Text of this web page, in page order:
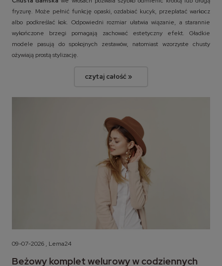
fryzurę. Może pełnić funkcję opaski, ozdabiać kucyk, przeplatać warkocz
albo podkreślać kok. Odpowiedni rozmiar ułatwia wiązanie, a starannie
wykończone brzegi pomagają zachować estetyczny efekt. Gładkie
modele pasują do spokojnych zestawów, natomiast wzorzyste chusty
ożywiają prostą stylizację.
czytaj całość »
09-07-2026 , Lema24
Beżowy komplet welurowy w codziennych